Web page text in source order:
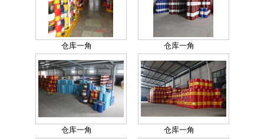
仓库一角 仓库一角
仓库一角 仓库一角